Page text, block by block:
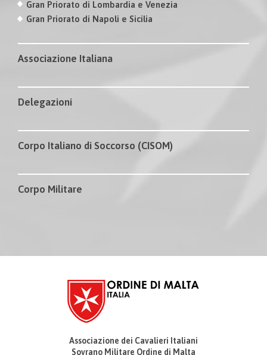
Gran Priorato di Lombardia e Venezia
Gran Priorato di Napoli e Sicilia
Associazione Italiana
Delegazioni
Corpo Italiano di Soccorso (CISOM)
Corpo Militare
Associazione dei Cavalieri Italiani
Sovrano Militare Ordine di Malta